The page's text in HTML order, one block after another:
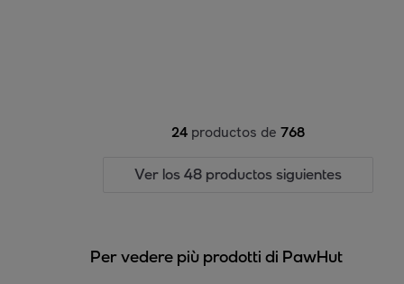
24 productos de 768
Ver los 48 productos siguientes
Per vedere più prodotti di PawHut